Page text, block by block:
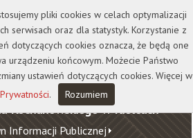
Biblioteka
Wydawnictwo
Kochanowskiego w Kielcach
Informacji Publicznej
pliki cookies w celach optymalizacji
serwisach oraz dla statystyk. Korzystanie z
dotyczących cookies oznacza, że będą one
urządzeniu końcowym. Możecie Państwo
ustawień dotyczących cookies. Więcej w
. Rozumiem